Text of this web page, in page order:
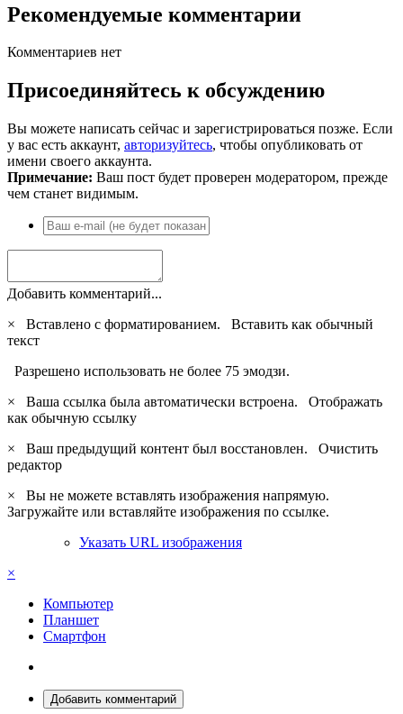
Рекомендуемые комментарии
Комментариев нет
Присоединяйтесь к обсуждению
Вы можете написать сейчас и зарегистрироваться позже. Если
у вас есть аккаунт, авторизуйтесь, чтобы опубликовать от
имени своего аккаунта.
Примечание: Ваш пост будет проверен модератором, прежде
чем станет видимым.
Добавить комментарий...
×
Вставлено с форматированием. Вставить как обычный
текст
Разрешено использовать не более 75 эмодзи.
×
Ваша ссылка была автоматически встроена. Отображать
как обычную ссылку
×
Ваш предыдущий контент был восстановлен. Очистить
редактор
×
Вы не можете вставлять изображения напрямую.
Загружайте или вставляйте изображения по ссылке.
Указать URL изображения
×
Компьютер
Планшет
Смартфон
Добавить комментарий